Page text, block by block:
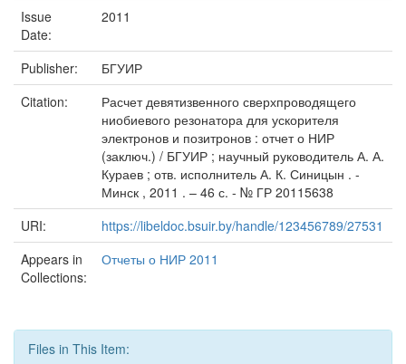
Issue
Date:
2011
Publisher:
БГУИР
Citation:
Расчет девятизвенного сверхпроводящего
ниобиевого резонатора для ускорителя
электронов и позитронов : отчет о НИР
(заключ.) / БГУИР ; научный руководитель А. А.
Кураев ; отв. исполнитель А. К. Синицын . -
Минск , 2011 . – 46 с. - № ГР 20115638
URI:
https://libeldoc.bsuir.by/handle/123456789/27531
Appears in
Collections:
Отчеты о НИР 2011
Files in This Item: